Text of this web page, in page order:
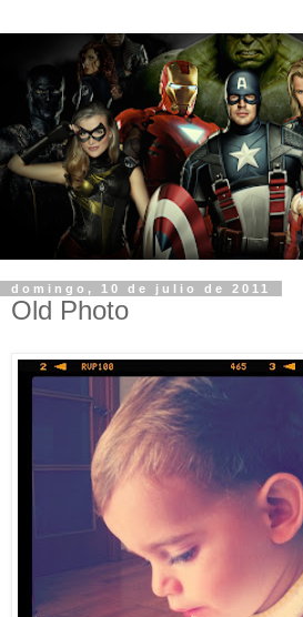
domingo, 10 de julio de 2011
Old Photo